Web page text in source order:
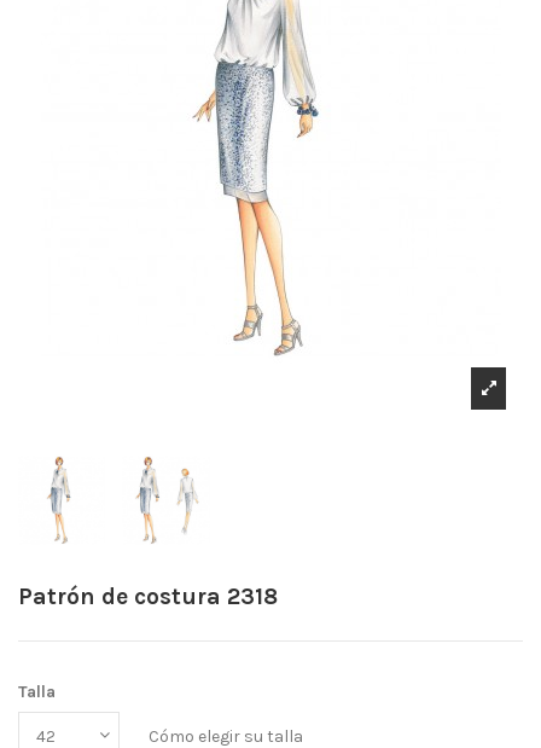
Patrón de costura 2318
Talla
Cómo elegir su talla